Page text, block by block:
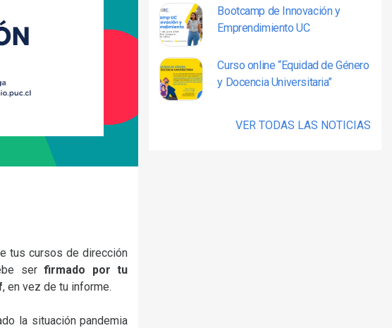
tus cursos de dirección
serfirmado por tu
, en vez de tu informe.
la situación pandemia
Bootcamp de Innovación y
Emprendimiento UC
Curso online “Equidad de Género
y Docencia Universitaria”
VER TODAS LAS NOTICIAS